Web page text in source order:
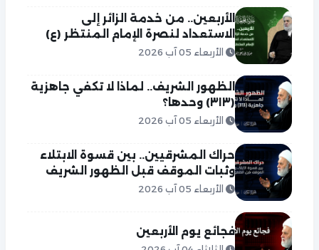
الأربعين.. من خدمة الزائر إلى
الاستعداد لنصرة الإمام المنتظر (ع)
الأربعاء 05 آب 2026
الظهور الشريف.. لماذا لا تكفي جاهزية
(٣١٣) وحدها؟
الأربعاء 05 آب 2026
حراك المشرقيين.. بين قسوة الابتلاء
وثبات الموقف قبل الظهور الشريف
الأربعاء 05 آب 2026
فجائع يوم الأربعين